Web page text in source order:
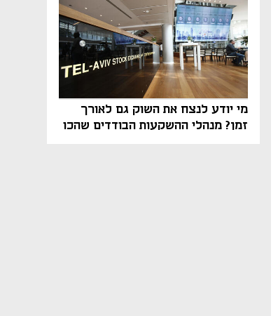
מי יודע לנצח את השוק גם לאורך
זמן? מנהלי ההשקעות הבודדים שהכו